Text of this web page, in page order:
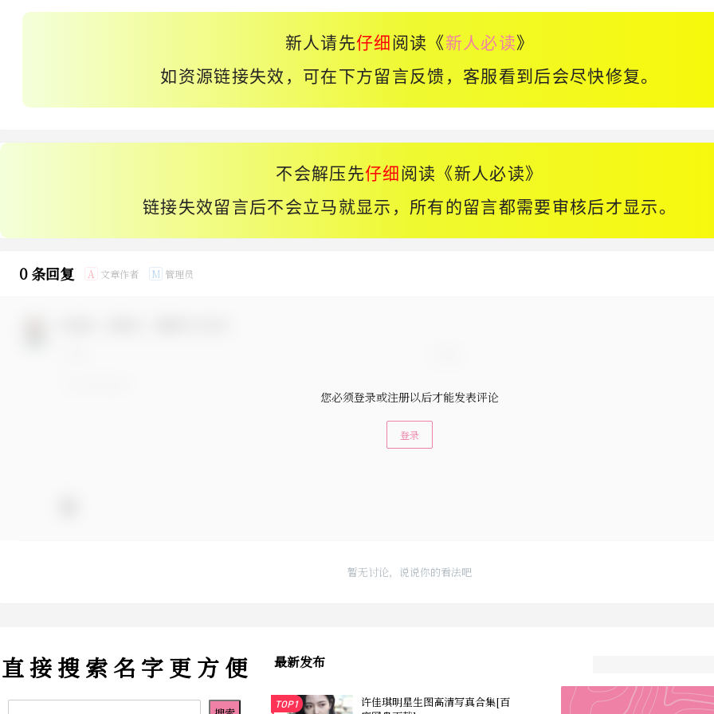
新人请先仔细 阅读《新人必读》
如资源链接失效，可在下方留言反馈，客服看到后会尽快修复。
不会解压先仔细 阅读《新人必读》
链接失效留言后不会立马就显示，所有的留言都需要审核后才显示。
0 条回复 A 文章作者 M 管理员
您必须登录或注册以后才能发表评论
登录
暂无讨论，说说你的看法吧
直 接 搜 索 名 字 更 方 便 最新发布
TOP1
许佳琪明星生图高清写真合集[百